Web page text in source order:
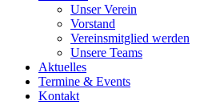
Unser Verein
Vorstand
Vereinsmitglied werden
Unsere Teams
Aktuelles
Termine & Events
Kontakt